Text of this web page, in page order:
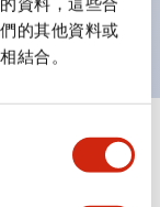
的其他資料或
結合。
準。
顯示全部 +